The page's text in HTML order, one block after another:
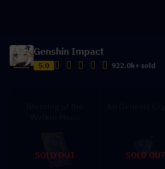
Genshin Impact
5.0 922.0k+ sold
SOLD OUT SOLD OUT